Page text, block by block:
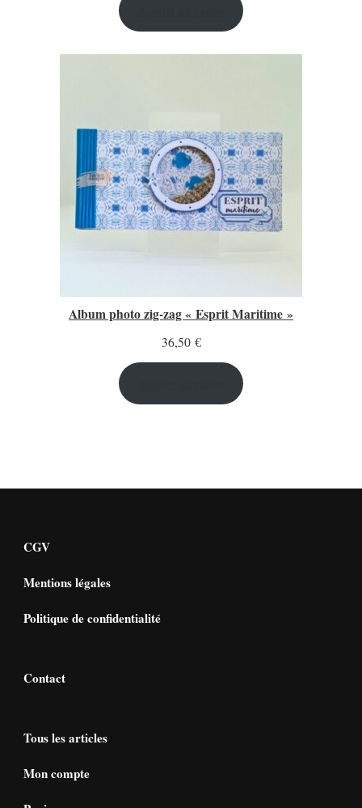
Album photo zig-zag « Esprit Maritime »
36,50 €
CGV
Mentions légales
Politique de confidentialité
Contact
Tous les articles
Mon compte